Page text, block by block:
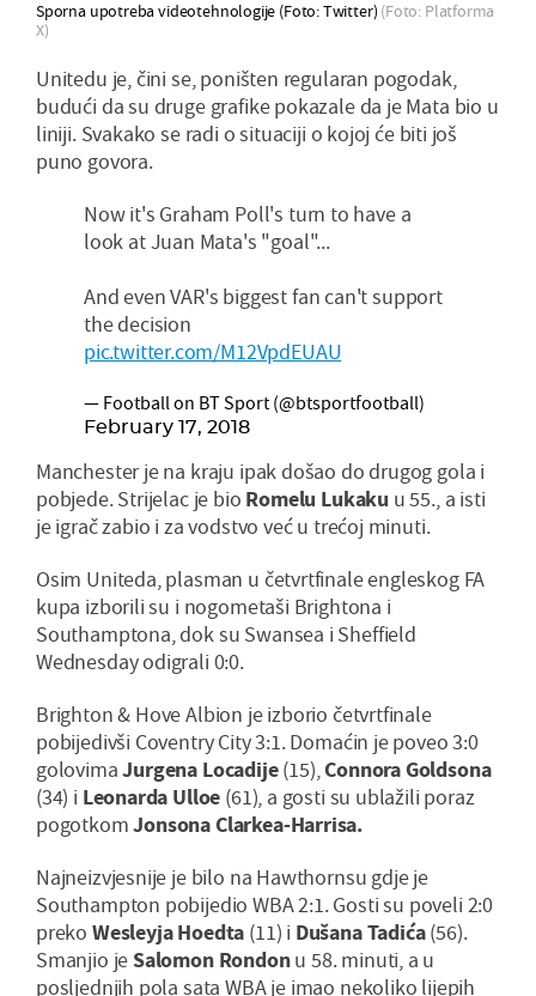
Sporna upotreba videotehnologije (Foto: Twitter) (Foto: Platforma
X)
Unitedu je, čini se, poništen regularan pogodak,
budući da su druge grafike pokazale da je Mata bio u
liniji. Svakako se radi o situaciji o kojoj će biti još
puno govora.
Now it's Graham Poll's turn to have a
look at Juan Mata's "goal"...
And even VAR's biggest fan can't support
the decision
pic.twitter.com/M12VpdEUAU
— Football on BT Sport (@btsportfootball)
February 17, 2018
Manchester je na kraju ipak došao do drugog gola i
pobjede. Strijelac je bio Romelu Lukaku u 55., a isti
je igrač zabio i za vodstvo već u trećoj minuti.
Osim Uniteda, plasman u četvrtfinale engleskog FA
kupa izborili su i nogometaši Brightona i
Southamptona, dok su Swansea i Sheffield
Wednesday odigrali 0:0.
Brighton & Hove Albion je izborio četvrtfinale
pobijedivši Coventry City 3:1. Domaćin je poveo 3:0
golovimaJurgena Locadije(15),Connora Goldsona
(34) i Leonarda Ulloe (61), a gosti su ublažili poraz
pogotkomJonsona Clarkea-Harrisa.
Najneizvjesnije je bilo na Hawthornsu gdje je
Southampton pobijedio WBA 2:1. Gosti su poveli 2:0
preko Wesleyja Hoedta (11) i Dušana Tadića(56).
Smanjio je Salomon Rondonu 58. minuti, a u
posljednjih pola sata WBA je imao nekoliko lijepih